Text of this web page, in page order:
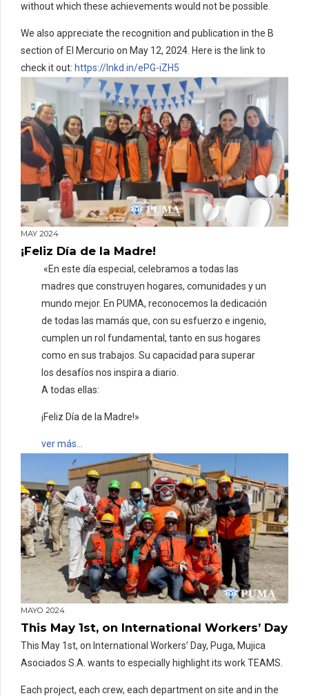
without which these achievements would not be possible.
We also appreciate the recognition and publication in the B
section of El Mercurio on May 12, 2024. Here is the link to
check it out: https://lnkd.in/ePG-iZH5
MAY 2024
¡Feliz Día de la Madre!
«En este día especial, celebramos a todas las
madres que construyen hogares, comunidades y un
mundo mejor. En PUMA, reconocemos la dedicación
de todas las mamás que, con su esfuerzo e ingenio,
cumplen un rol fundamental, tanto en sus hogares
como en sus trabajos. Su capacidad para superar
los desafíos nos inspira a diario.
A todas ellas:
¡Feliz Día de la Madre!»
ver más…
MAYO 2024
This May 1st, on International Workers’ Day
This May 1st, on International Workers’ Day, Puga, Mujica
Asociados S.A. wants to especially highlight its work TEAMS.
Each project, each crew, each department on site and in the